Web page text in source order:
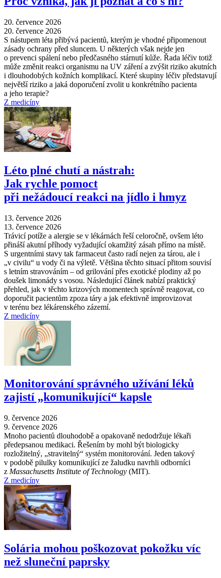
20. července 2026
20. července 2026
S nástupem léta přibývá pacientů, kterým je vhodné připomenout
zásady ochrany před sluncem. U některých však nejde jen
o prevenci spálení nebo předčasného stárnutí kůže. Řada léčiv totiž
může změnit reakci organismu na UV záření a zvýšit riziko akutních
i dlouhodobých kožních komplikací. Které skupiny léčiv představují
největší riziko a jaká doporučení zvolit u konkrétního pacienta
a jeho terapie?
Z medicíny
Léto plné chutí a nástrah:
Jak rychle pomoct
při nežádoucí reakci na jídlo i hmyz
13. července 2026
13. července 2026
Trávicí potíže a alergie se v lékárnách řeší celoročně, ovšem léto
přináší akutní příhody vyžadující okamžitý zásah přímo na místě.
S urgentními stavy tak farmaceut často radí nejen za tárou, ale i
„v civilu“ u vody či na výletě. Většina těchto situací přitom souvisí
s letním stravováním –⁠ od grilování přes exotické plodiny až po
doušek limonády s vosou. Následující článek nabízí praktický
přehled, jak v těchto krizových momentech správně reagovat, co
doporučit pacientům zpoza táry a jak efektivně improvizovat
v terénu bez lékárenského zázemí.
Z medicíny
Monitorování správného užívání léků
zajistí „komunikující“ kapsle
9. července 2026
9. července 2026
Mnoho pacientů dlouhodobě a opakovaně nedodržuje lékaři
předepsanou medikaci. Řešením by mohl být biologicky
rozložitelný, „stravitelný“ systém monitorování. Jeden takový
v podobě pilulky komunikující ze žaludku navrhli odborníci
z Massachusetts Institute of Technology (MIT).
Z medicíny
Solária mohou poškozovat pokožku víc
než sluneční paprsky